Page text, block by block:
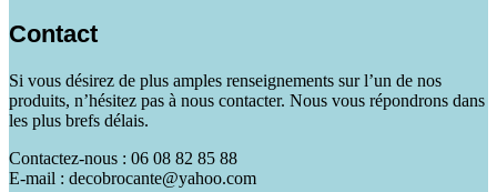
Contact
Si vous désirez de plus amples renseignements sur l’un de nos
produits, n’hésitez pas à nous contacter. Nous vous répondrons dans
les plus brefs délais.
Contactez-nous : 06 08 82 85 88
E-mail : decobrocante@yahoo.com